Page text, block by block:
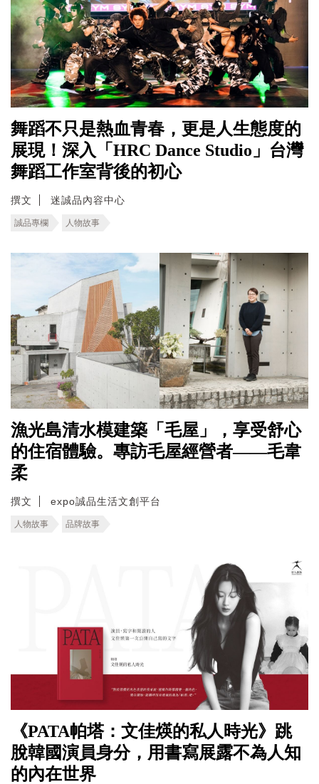
舞蹈不只是熱血青春，更是人生態度的
展現！深入「HRC Dance Studio」台灣
舞蹈工作室背後的初心
撰文 迷誠品內容中心
誠品專欄 人物故事
漁光島清水模建築「毛屋」，享受舒心
的住宿體驗。專訪毛屋經營者——毛韋
柔
撰文 expo誠品生活文創平台
人物故事 品牌故事
《PATA帕塔：文佳煐的私人時光》跳
脫韓國演員身分，用書寫展露不為人知
的內在世界